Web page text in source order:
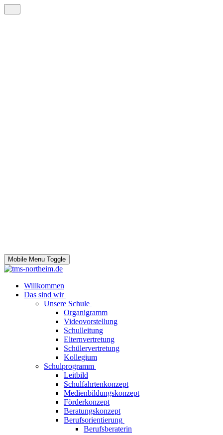
Mobile Menu Toggle
Willkommen
Das sind wir
Unsere Schule
Organigramm
Videovorstellung
Schulleitung
Elternvertretung
Schülervertretung
Kollegium
Schulprogramm
Leitbild
Schulfahrtenkonzept
Medienbildungskonzept
Förderkonzept
Beratungskonzept
Berufsorientierung
Berufsberaterin